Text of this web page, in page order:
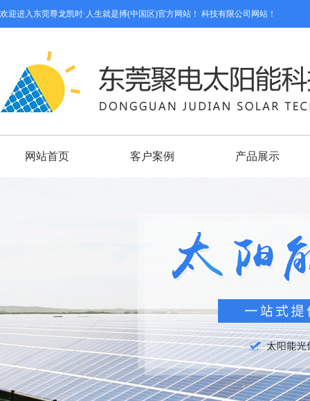
欢迎进入东莞尊龙凯时·人生就是搏(中国区)官方网站！ 科技有限公司网站！
网站首页 客户案例 产品展示